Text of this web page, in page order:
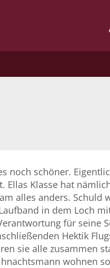
noch schöner.
Ellas Klasse hat
alles anders. Schuld
in dem Loch
für seine
Hektik
sie alle zusammen
wohnen